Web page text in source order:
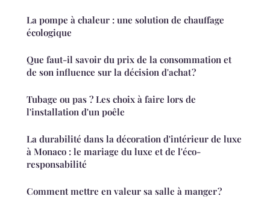
La pompe à chaleur : une solution de chauffage
écologique
Que faut-il savoir du prix de la consommation et
de son influence sur la décision d'achat ?
Tubage ou pas ? Les choix à faire lors de
l'installation d'un poêle
La durabilité dans la décoration d'intérieur de luxe
à Monaco : le mariage du luxe et de l'éco-
responsabilité
Comment mettre en valeur sa salle à manger ?